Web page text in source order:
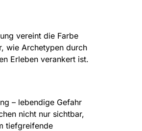
vereint die Farbe
wie Archetypen durch
Erleben verankert ist.
– lebendige Gefahr
nicht nur sichtbar,
tiefgreifende